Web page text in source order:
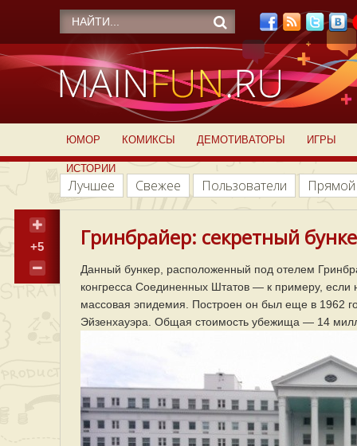
ЮМОР КОМИКСЫ ДЕМОТИВАТОРЫ ИГРЫ
ИСТОРИИ
Лучшее Свежее Пользователи
+5 Гринбрайер: секретный
Данный бункер, расположенный под отелем
конгресса Соединенных Штатов — к примеру,
массовая эпидемия. Построен он был еще в 1962
Эйзенхауэра. Общая стоимость убежища — 14